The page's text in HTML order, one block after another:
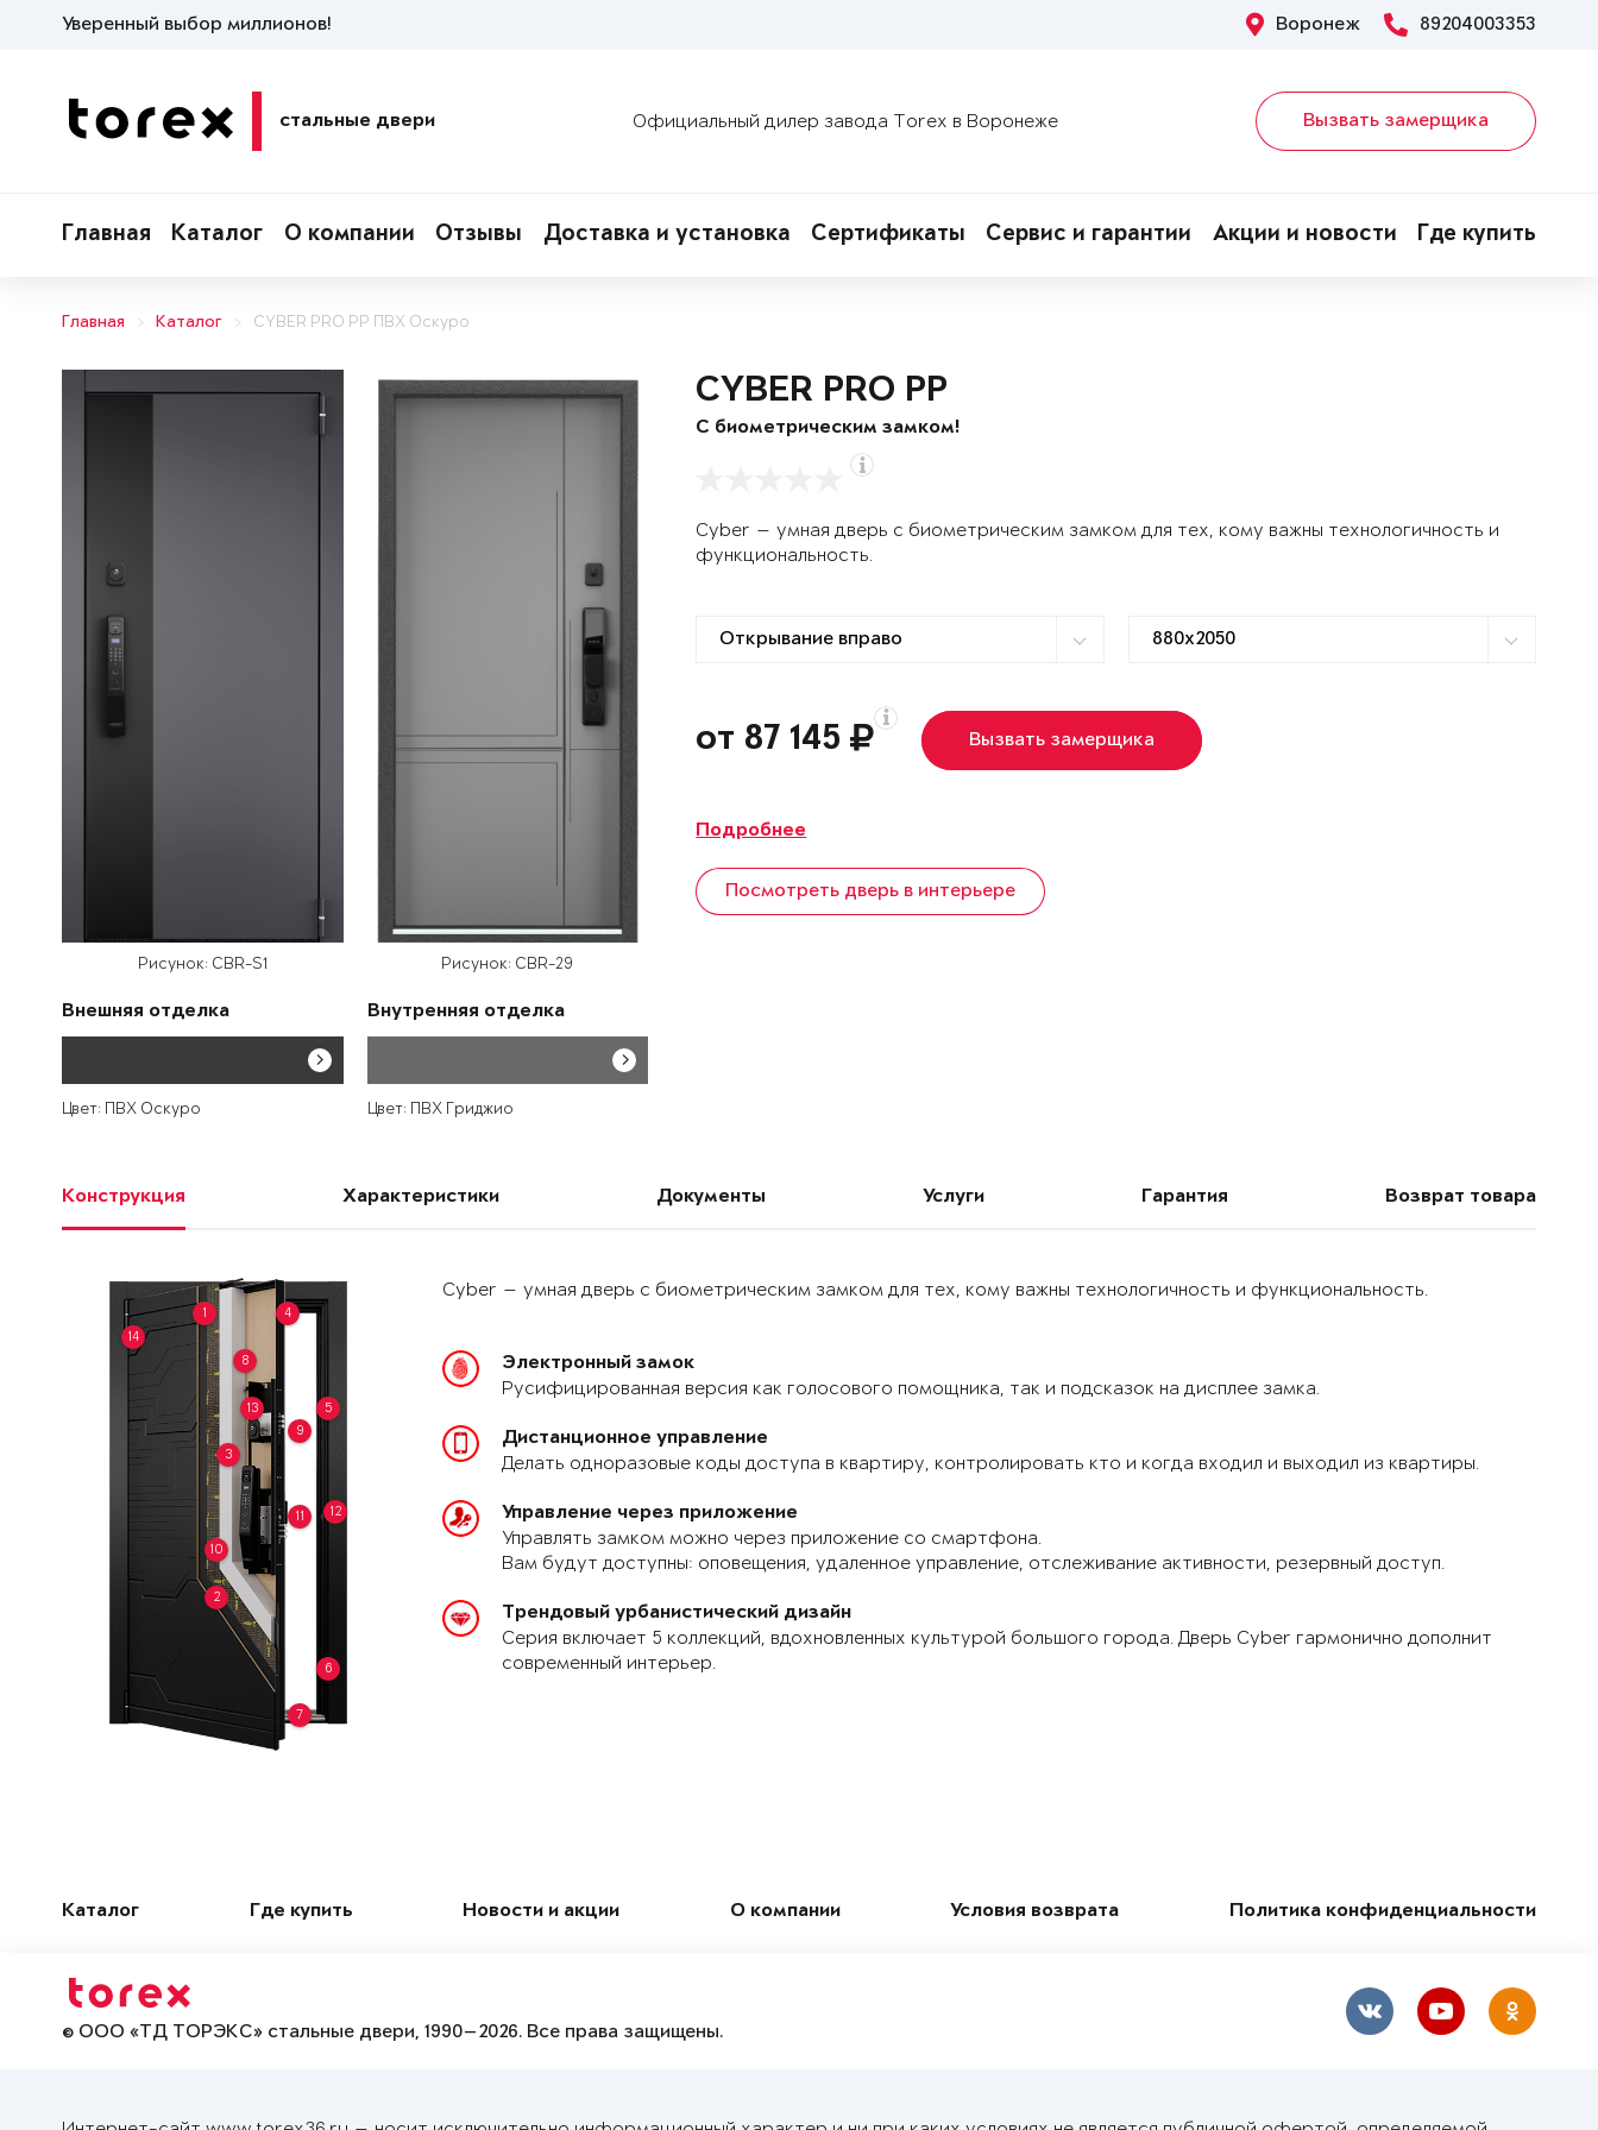
Уверенный выбор миллионов! Воронеж 89204003353
стальные двери Официальный дилер завода Torex в Воронеже Вызвать замерщика
Главная Каталог О компании Отзывы Доставка и установка Сертификаты Сервис и гарантии Акции и новости Где купить
Главная Каталог CYBER PRO PP ПВХ Оскуро
Рисунок: CBR-S1
Внешняя отделка
Цвет: ПВХ Оскуро
Рисунок: CBR-29
Внутренняя отделка
Цвет: ПВХ Гриджио
CYBER PRO PP
С биометрическим замком!
Cyber — умная дверь с биометрическим замком для тех, кому важны технологичность и
функциональность.
от 87 145 Вызвать замерщика
Подробнее
Посмотреть дверь в интерьере
Конструкция Характеристики Документы Услуги Гарантия Возврат товара
1
2
3
4
5
6
7
8
9
10
11 12
13
14
Cyber — умная дверь с биометрическим замком для тех, кому важны технологичность и функциональность.
Электронный замок
Русифицированная версия как голосового помощника, так и подсказок на дисплее замка.
Дистанционное управление
Делать одноразовые коды доступа в квартиру, контролировать кто и когда входил и выходил из квартиры.
Управление через приложение
Управлять замком можно через приложение со смартфона.
Вам будут доступны: оповещения, удаленное управление, отслеживание активности, резервный доступ.
Трендовый урбанистический дизайн
Серия включает 5 коллекций, вдохновленных культурой большого города. Дверь Cyber гармонично дополнит
современный интерьер.
Каталог Где купить Новости и акции О компании Условия возврата Политика конфиденциальности
© ООО «ТД ТОРЭКС» стальные двери, 1990—2026. Все права защищены.